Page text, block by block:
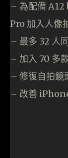
– 為配備
Pro 加入人像
– 最多 32 人
– 加入 70 多
– 修復自拍鏡
– 改善